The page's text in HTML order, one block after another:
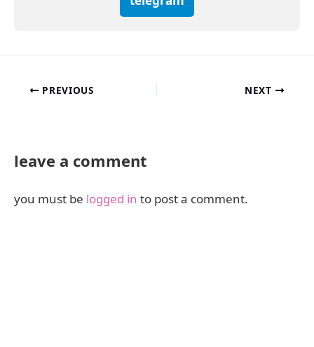
PREVIOUS NEXT
leave a comment
you must be logged in to post a comment.